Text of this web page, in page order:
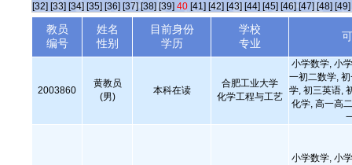
[32] [33] [34] [35] [36] [37] [38] [39] 40 [41] [42] [43] [44] [45] [46] [47] [48] [49]
教员
编号
姓名
性别
目前身份
学历
学校
专业
2003860
黄教员
(男)
本科在读
合肥工业大学
化学工程与工艺
小学数学, 小
一初二数学,
学, 初三英语,
化学, 高一高
小学数学, 小